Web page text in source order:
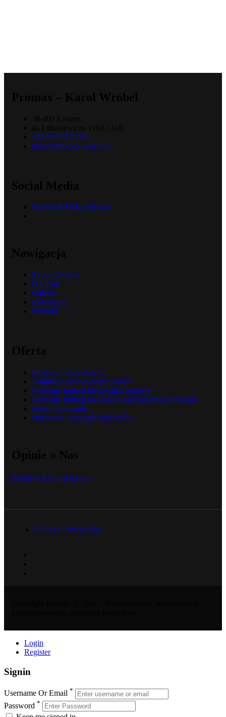
+48 609 077 280
biuro@promax-krosno.pl
Facebook Dołącz do nas
Strona Główna
O Firmie
Galeria
Referencje
Kontakt
Projekty indywidualne
Adaptacja gotowych projektów
Pełnienie funkcji kierownika budowy
Pełnienie funkcji inspektora nadzoru inwestorskiego
Kosztorysowanie
Okresowe przeglądy budynków
PROMAX Karol Wróbel
Polityka Prywatności
Login
Register
Signin
Username Or Email *
Password *